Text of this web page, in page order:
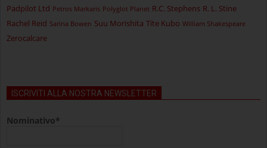
Padpilot Ltd Petros Markaris Polyglot Planet R.C. Stephens R. L. Stine
Rachel Reid Sarina Bowen Suu Morishita Tite Kubo William Shakespeare
Zerocalcare
ISCRIVITI ALLA NOSTRA NEWSLETTER
Nominativo*